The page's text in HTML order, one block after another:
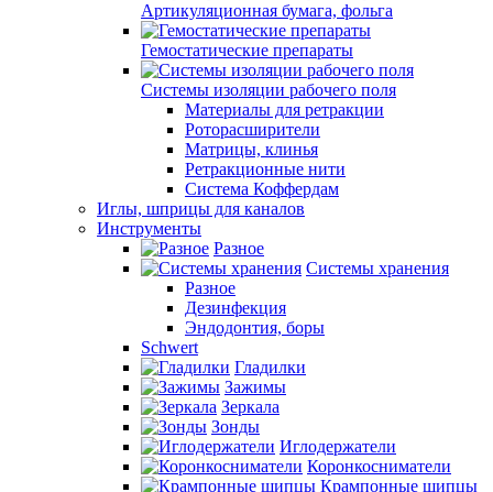
Артикуляционная бумага, фольга
Гемостатические препараты
Системы изоляции рабочего поля
Материалы для ретракции
Роторасширители
Матрицы, клинья
Ретракционные нити
Система Коффердам
Иглы, шприцы для каналов
Инструменты
Разное
Системы хранения
Разное
Дезинфекция
Эндодонтия, боры
Schwert
Гладилки
Зажимы
Зеркала
Зонды
Иглодержатели
Коронкосниматели
Крампонные щипцы